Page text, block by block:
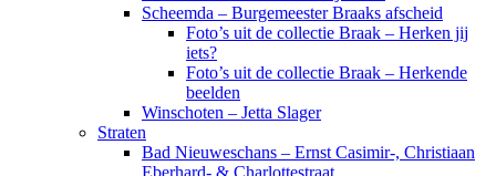
Scheemda – Burgemeester Braaks afscheid
Foto’s uit de collectie Braak – Herken jij
iets?
Foto’s uit de collectie Braak – Herkende
beelden
Winschoten – Jetta Slager
Straten
Bad Nieuweschans – Ernst Casimir-, Christiaan
Eberhard- & Charlottestraat